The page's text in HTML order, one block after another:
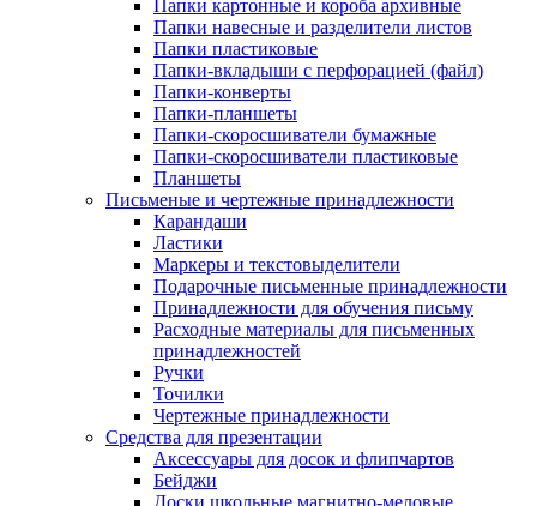
Папки картонные и короба архивные
Папки навесные и разделители листов
Папки пластиковые
Папки-вкладыши с перфорацией (файл)
Папки-конверты
Папки-планшеты
Папки-скоросшиватели бумажные
Папки-скоросшиватели пластиковые
Планшеты
Письменые и чертежные принадлежности
Карандаши
Ластики
Маркеры и текстовыделители
Подарочные письменные принадлежности
Принадлежности для обучения письму
Расходные материалы для письменных
принадлежностей
Ручки
Точилки
Чертежные принадлежности
Средства для презентации
Аксессуары для досок и флипчартов
Бейджи
Доски школьные магнитно-меловые